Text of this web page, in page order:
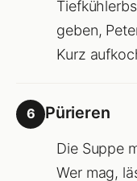
geben,
Kurz
6 Pürieren
Die Suppe
Wer mag,